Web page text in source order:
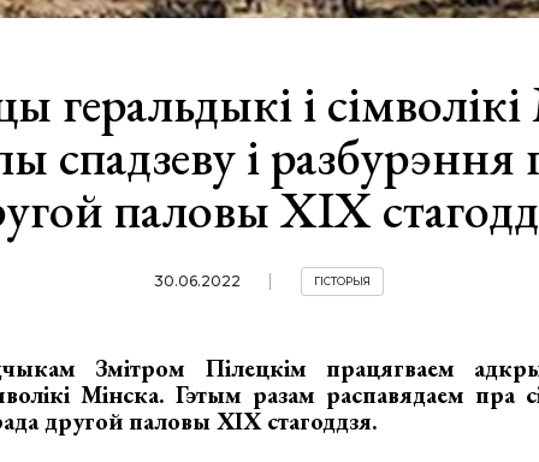
геральдыкі і
спадзеву і разбурэння
паловы ХІХ
30.06.2022 ГІСТОРЫЯ
Змітром Пілецкім працягваем
Мінска. Гэтым разам распавядаем пра
другой паловы ХІХ стагоддзя.